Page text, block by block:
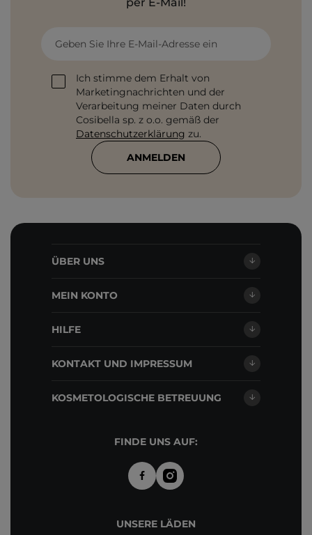
per E-Mail!
Geben Sie Ihre E-Mail-Adresse ein
Ich stimme dem Erhalt von
Marketingnachrichten und der
Verarbeitung meiner Daten durch
Cosibella sp. z o.o. gemäß der
Datenschutzerklärung zu.
ANMELDEN
ÜBER UNS
MEIN KONTO
HILFE
KONTAKT UND IMPRESSUM
KOSMETOLOGISCHE BETREUUNG
FINDE UNS AUF:
UNSERE LÄDEN